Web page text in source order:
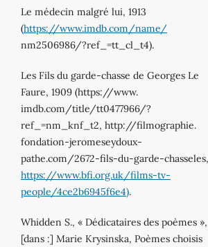
Le médecin malgré lui, 1913
(https://www.imdb.com/name/
nm2506986/?ref_=tt_cl_t4).
Les Fils du garde-chasse de Georges Le
Faure, 1909 (https://www.
imdb.com/title/tt0477966/?
ref_=nm_knf_t2, http://filmographie.
fondation-jeromeseydoux-
pathe.com/2672-fils-du-garde-chasseles,
https://www.bfi.org.uk/films-tv-
people/4ce2b6945f6e4).
Whidden S., « Dédicataires des poèmes »,
[dans :] Marie Krysinska, Poèmes choisis